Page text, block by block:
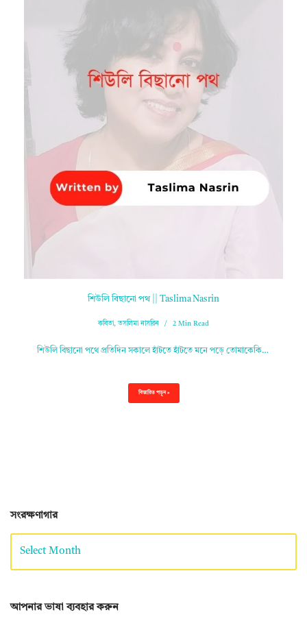
শিউলি বিছানো পথ || Taslima Nasrin
কবিতা,তসলিমা নাসরিন 2 Min Read
শিউলি বিছানো পথে প্ৰতিদিন সকালে হাঁটতে হাঁটতে মনে পড়ে তোমাকেকি…
বিস্তারিত পড়ুন »
সংরক্ষণাগার
আপনার ভাষা ব্যবহার করুন